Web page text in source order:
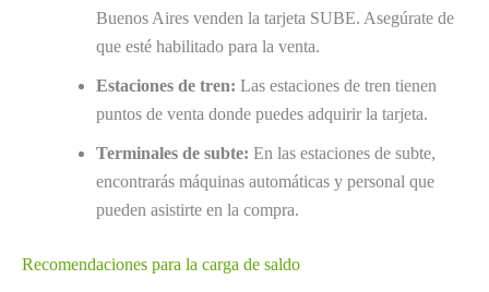
Buenos Aires venden la tarjeta SUBE. Asegúrate de
que esté habilitado para la venta.
Estaciones de tren: Las estaciones de tren tienen
puntos de venta donde puedes adquirir la tarjeta.
Terminales de subte: En las estaciones de subte,
encontrarás máquinas automáticas y personal que
pueden asistirte en la compra.
Recomendaciones para la carga de saldo